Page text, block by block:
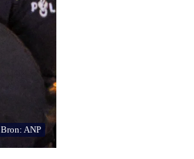
Bron: ANP